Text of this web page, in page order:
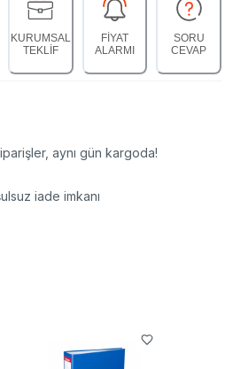
KURUMSAL
TEKLİF
FİYAT
ALARMI
SORU
CEVAP
aynı gün kargoda!
iade imkanı